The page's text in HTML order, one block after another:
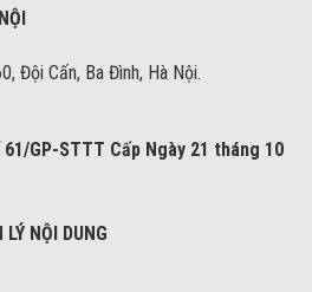
Đội Cấn, Ba Đình, Hà Nội.
GP-STTT Cấp Ngày 21 tháng 10
NỘI DUNG